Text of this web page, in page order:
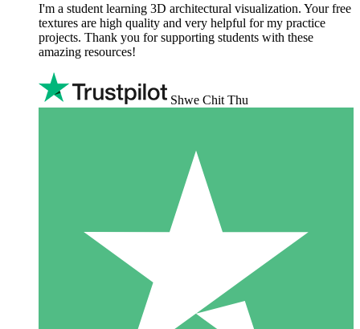
I'm a student learning 3D architectural visualization. Your free
textures are high quality and very helpful for my practice
projects. Thank you for supporting students with these
amazing resources!
Shwe Chit Thu